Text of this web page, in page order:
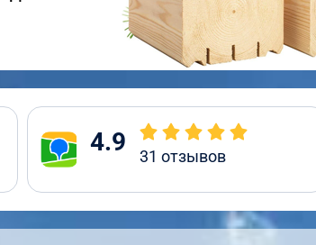
4.9 31 отзывов